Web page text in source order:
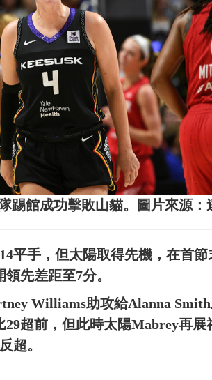
踢館成功擊敗山貓。圖片來源：
平手，但太陽取得先機，在首
先差距至7分。
Williams助攻給Alanna
29超前，但此時太陽Mabrey再
超。